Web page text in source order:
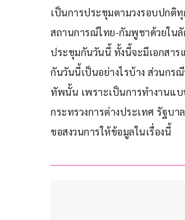
เป็นการประชุมตามวงรอบปกติ
สถานการณ์ไทย-กัมพูชาด้วยใน
ประชุมกันวันนี้ ทั้งนี้จะมีเอกสาร
กันวันนี้เป็นอย่างไรบ้าง ส่วนก
ทัพนั้น เพราะเป็นการทำงานแ
กระทรวงการต่างประเทศ รัฐบ
ขอสงวนการให้ข้อมูลในเรื่องนี้